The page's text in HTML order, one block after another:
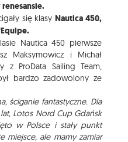
się klasyNautica 450,
Nautica 450 pierwsze
Maksymowicz i Michał
z ProData Sailing Team,
bardzo zadowolony ze
ściganie fantastyczne. Dla
Lotos Nord Cup Gdańsk
w Polsce i stały punkt
miejsce, ale mamy zamiar